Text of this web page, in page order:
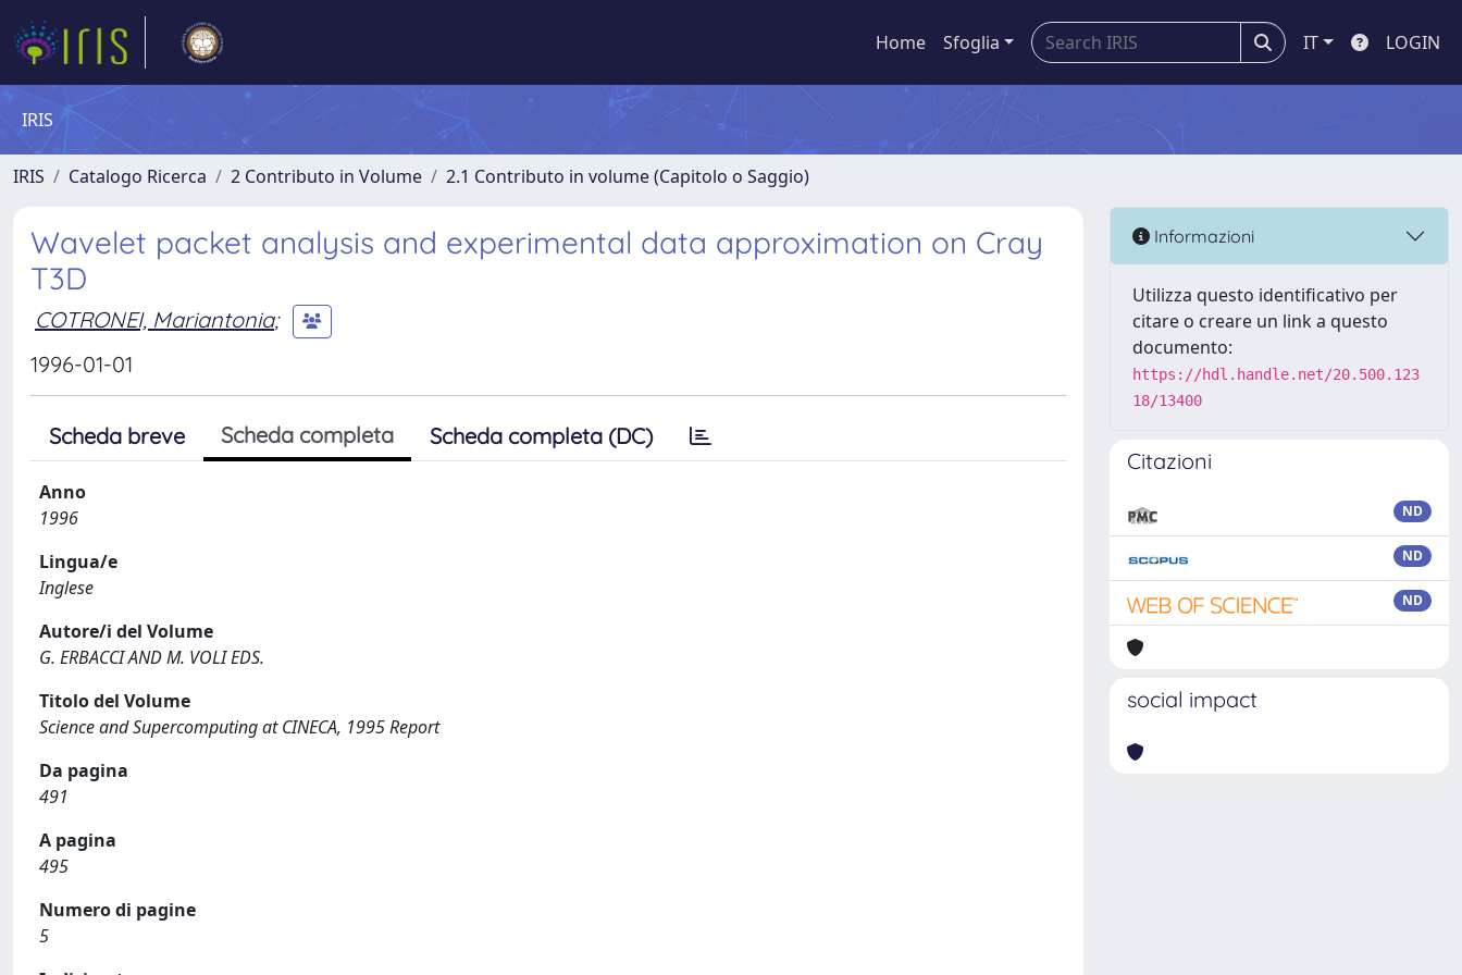
Home Sfoglia IT LOGIN
IRIS
IRIS Catalogo Ricerca 2 Contributo in Volume 2.1 Contributo in volume (Capitolo o Saggio)
Wavelet packet analysis and experimental data approximation on Cray
T3D
COTRONEI, Mariantonia;
1996-01-01
Scheda breve Scheda completa Scheda completa (DC)
Anno
1996
Lingua/e
Inglese
Autore/i del Volume
G. ERBACCI AND M. VOLI EDS.
Titolo del Volume
Science and Supercomputing at CINECA, 1995 Report
Da pagina
491
A pagina
495
Numero di pagine
5
Informazioni
Utilizza questo identificativo per
citare o creare un link a questo
documento:
https://hdl.handle.net/20.500.123
18/13400
Citazioni
ND
ND
ND
social impact